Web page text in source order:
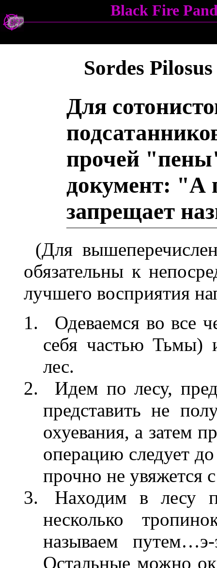
Black Fire
Sordes Pilosus
Для
прочей
документ: "А
запрещает
(Для
обязательны к
лучшего восприятия
Одеваемся во все
себя частью Тьмы)
лес.
Идем по лесу,
представить не
охуевания, а затем
операцию следует
прочно не увяжется
Находим в лесу
несколько
называем
Остальные можно